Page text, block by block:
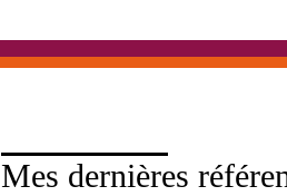
Mes dernières